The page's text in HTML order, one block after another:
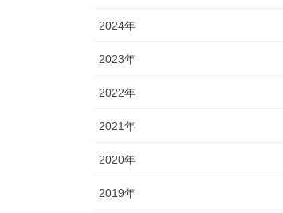
2024年
2023年
2022年
2021年
2020年
2019年